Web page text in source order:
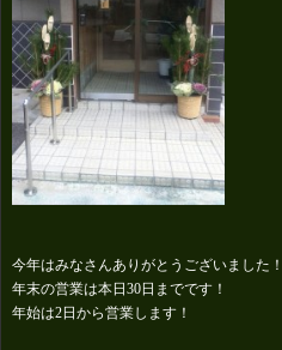
今年はみなさんありがとうございました！
年末の営業は本日30日までです！
年始は2日から営業します！